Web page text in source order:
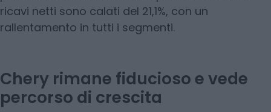
ricavi netti sono calati del 21,1%, con un
rallentamento in tutti i segmenti.
Chery rimane fiducioso e vede
percorso di crescita